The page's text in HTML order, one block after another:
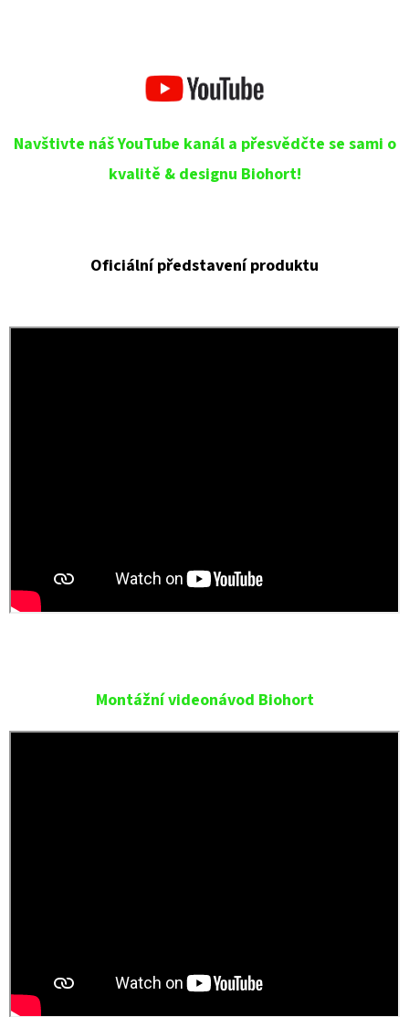
Navštivte náš YouTube kanál a přesvědčte se sami o
kvalitě & designu Biohort!
Oficiální představení produktu
Montážní videonávod Biohort